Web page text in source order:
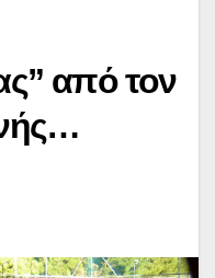
από τον